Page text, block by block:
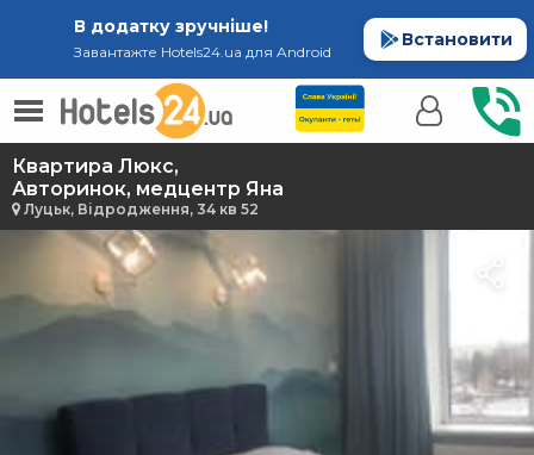
В додатку зручніше!
Завантажте Hotels24.ua для Android
Встановити
Квартира Люкс,
Авторинок, медцентр Яна
Луцьк, Відродження, 34 кв 52